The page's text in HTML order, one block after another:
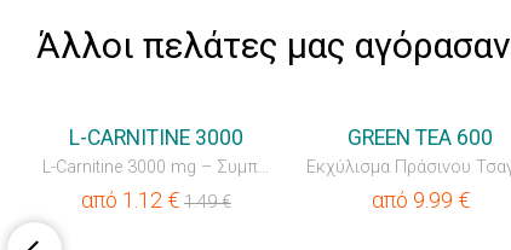
Άλλοι πελάτες μας αγόρασαν
L-CARNITINE 3000
L-Carnitine 3000 mg – Συμπυκνωμένο Πόσιμο Ρόφημα με Βιταμ...
από 1.12 € 1.49€
GREEN TEA 600
από 9.99 €